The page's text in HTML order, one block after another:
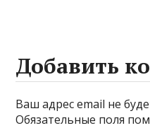
Добавить
Ваш адрес email не
Обязательные поля